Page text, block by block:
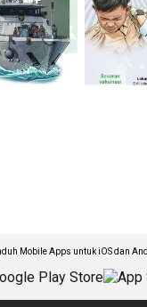
Mobile Apps untuk iOS dan